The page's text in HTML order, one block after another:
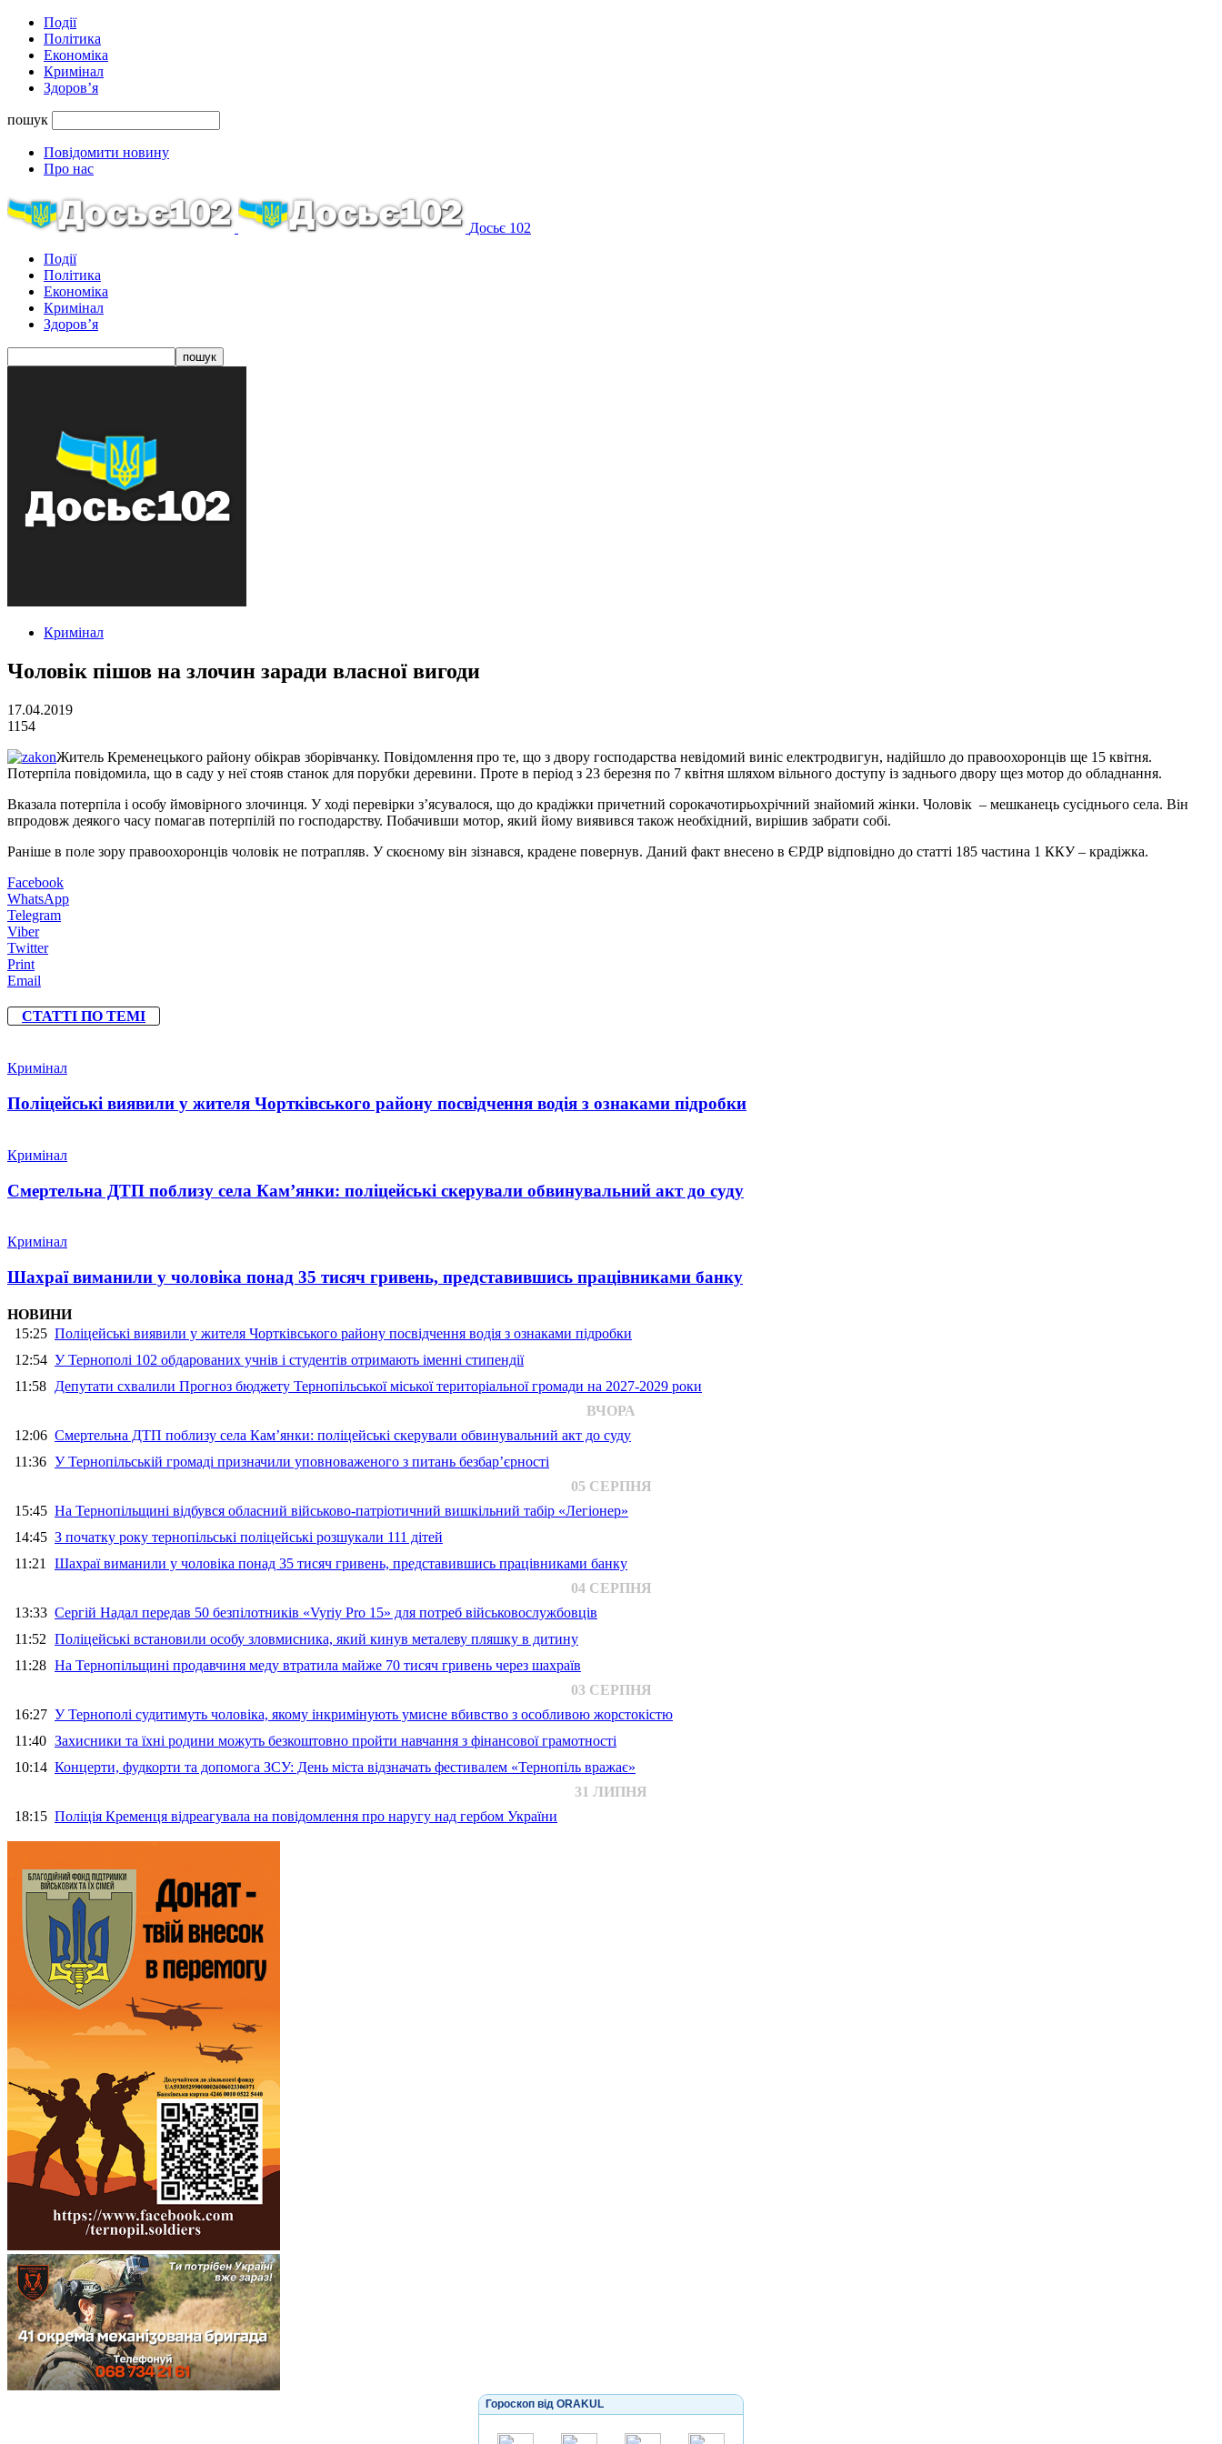
Події
Політика
Економіка
Кримінал
Здоров’я
пошук
Повідомити новину
Про нас
Досьє 102
Події
Політика
Економіка
Кримінал
Здоров’я
Кримінал
Чоловік пішов на злочин заради власної вигоди
17.04.2019
1154
Житель Кременецького району обікрав зборівчанку. Повідомлення про те, що з двору господарства невідомий виніс електродвигун, надійшло до правоохоронців ще 15 квітня.
Потерпіла повідомила, що в саду у неї стояв станок для порубки деревини. Проте в період з 23 березня по 7 квітня шляхом вільного доступу із заднього двору щез мотор до обладнання.
Вказала потерпіла і особу ймовірного злочинця. У ході перевірки з’ясувалося, що до крадіжки причетний сорокачотирьохрічний знайомий жінки. Чоловік – мешканець сусіднього села. Він
впродовж деякого часу помагав потерпілій по господарству. Побачивши мотор, який йому виявився також необхідний, вирішив забрати собі.
Раніше в поле зору правоохоронців чоловік не потрапляв. У скоєному він зізнався, крадене повернув. Даний факт внесено в ЄРДР відповідно до статті 185 частина 1 ККУ – крадіжка.
Facebook
WhatsApp
Telegram
Viber
Twitter
Print
Email
СТАТТІ ПО ТЕМІ
Кримінал
Поліцейські виявили у жителя Чортківського району посвідчення водія з ознаками підробки
Кримінал
Смертельна ДТП поблизу села Кам’янки: поліцейські скерували обвинувальний акт до суду
Кримінал
Шахраї виманили у чоловіка понад 35 тисяч гривень, представившись працівниками банку
НОВИНИ
15:25 Поліцейські виявили у жителя Чортківського району посвідчення водія з ознаками підробки
12:54 У Тернополі 102 обдарованих учнів і студентів отримають іменні стипендії
11:58 Депутати схвалили Прогноз бюджету Тернопільської міської територіальної громади на 2027-2029 роки
ВЧОРА
12:06 Смертельна ДТП поблизу села Кам’янки: поліцейські скерували обвинувальний акт до суду
11:36 У Тернопільській громаді призначили уповноваженого з питань безбар’єрності
05 СЕРПНЯ
15:45 На Тернопільщині відбувся обласний військово-патріотичний вишкільний табір «Легіонер»
14:45 З початку року тернопільські поліцейські розшукали 111 дітей
11:21 Шахраї виманили у чоловіка понад 35 тисяч гривень, представившись працівниками банку
04 СЕРПНЯ
13:33 Сергій Надал передав 50 безпілотників «Vyriy Pro 15» для потреб військовослужбовців
11:52 Поліцейські встановили особу зловмисника, який кинув металеву пляшку в дитину
11:28 На Тернопільщині продавчиня меду втратила майже 70 тисяч гривень через шахраїв
03 СЕРПНЯ
16:27 У Тернополі судитимуть чоловіка, якому інкримінують умисне вбивство з особливою жорстокістю
11:40 Захисники та їхні родини можуть безкоштовно пройти навчання з фінансової грамотності
10:14 Концерти, фудкорти та допомога ЗСУ: День міста відзначать фестивалем «Тернопіль вражає»
31 ЛИПНЯ
18:15 Поліція Кременця відреагувала на повідомлення про наругу над гербом України
Гороскоп від ORAKUL